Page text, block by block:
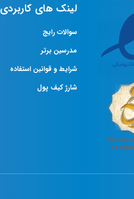
لینک های کاربردی
سوالات رایج
مدرسین برتر
شرایط و قوانین استفاده
شارژ کیف پول